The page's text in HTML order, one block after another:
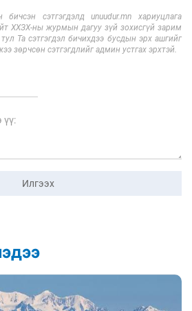
сэтгэгдэлд unuudur.mn хариуцлага
ХХЗХ-ны журмын дагуу зүй зохисгүй зарим
тул Та сэтгэгдэл бичихдээ бусдын эрх ашгийг
зөрчсөн сэтгэгдлийг админ устгах эрхтэй.
Илгээх